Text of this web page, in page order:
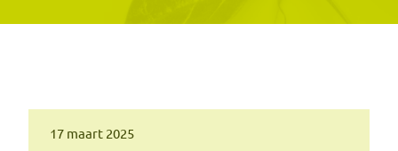
17 maart 2025